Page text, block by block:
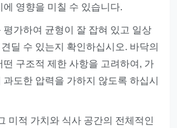
에 영향을 미칠 수 있습니다.
평가하여 균형이 잘 잡혀 있고 일상
딜 수 있는지 확인하십시오. 바닥의
떤 구조적 제한 사항을 고려하여, 가
도한 압력을 가하지 않도록 하십시
미적 가치와 식사 공간의 전체적인